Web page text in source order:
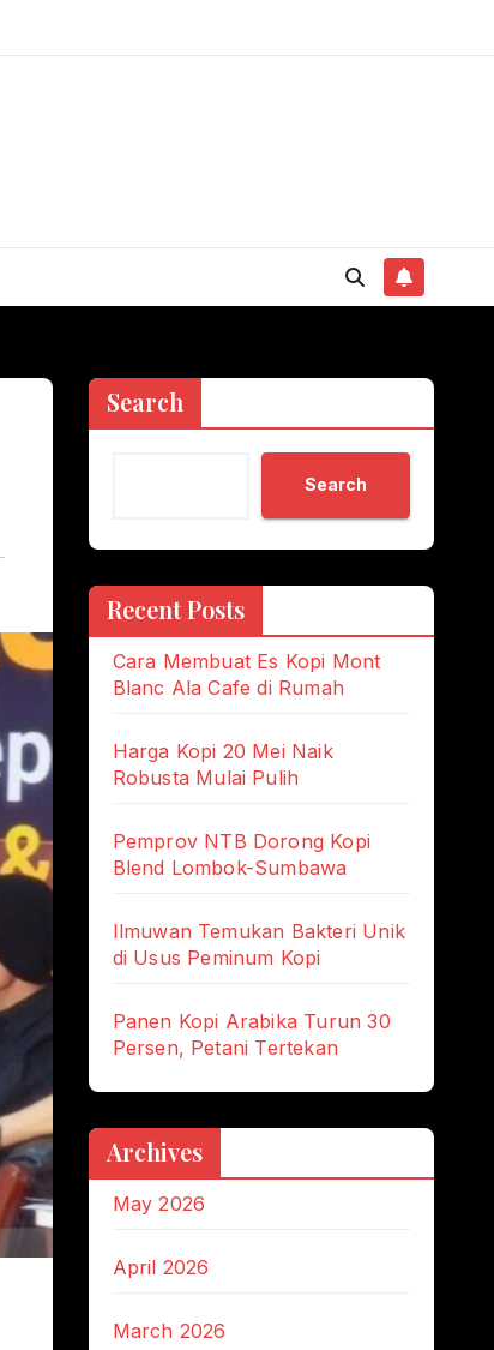
Search
Search
Recent Posts
Cara Membuat Es Kopi Mont
Blanc Ala Cafe di Rumah
Harga Kopi 20 Mei Naik
Robusta Mulai Pulih
Pemprov NTB Dorong Kopi
Blend Lombok-Sumbawa
Ilmuwan Temukan Bakteri Unik
di Usus Peminum Kopi
Panen Kopi Arabika Turun 30
Persen, Petani Tertekan
Archives
May 2026
April 2026
March 2026